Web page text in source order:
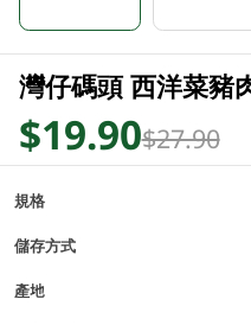
灣仔碼頭 西洋菜豬
$19.90$27.90
規格
儲存方式
產地